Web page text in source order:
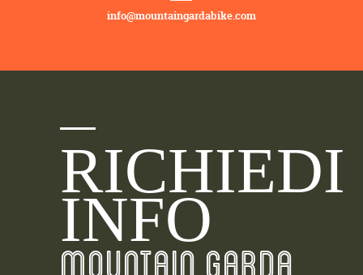
info@mountaingardabike.com
RICHIEDI
INFO
MOUNTAIN GARDA